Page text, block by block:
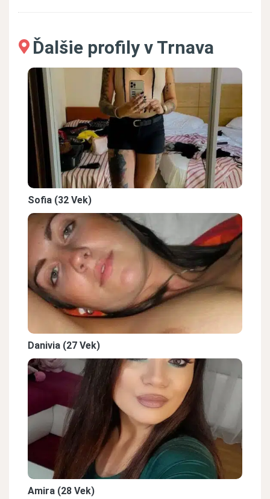
Ďalšie profily v Trnava
Sofia (32 Vek)
Danivia (27 Vek)
Amira (28 Vek)